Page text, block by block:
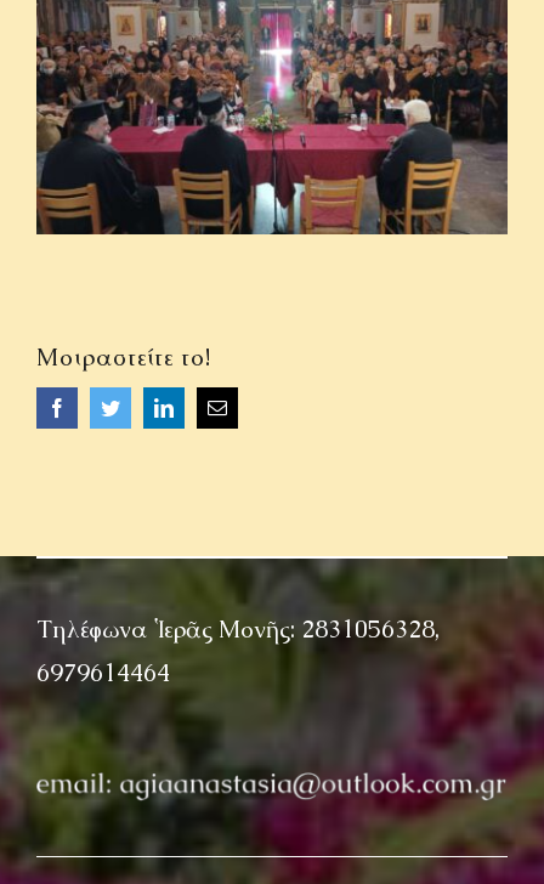
ΟΜΙΛΙΕΣ
ΙΕΡΑΠΟΣΤΟΛΗ
ΕΠΙΚΟΙΝΩΝΙΑ
Μοιραστείτε το!
FacebookTwitterLinkedInEmail
Τηλέφωνα Ἱερᾶς Μονῆς: 2831056328,
6979614464